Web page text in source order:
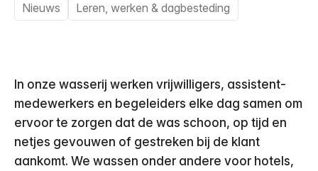
Nieuws Leren, werken & dagbesteding
In onze wasserij werken vrijwilligers, assistent-
medewerkers en begeleiders elke dag samen om
ervoor te zorgen dat de was schoon, op tijd en
netjes gevouwen of gestreken bij de klant
aankomt. We wassen onder andere voor hotels,